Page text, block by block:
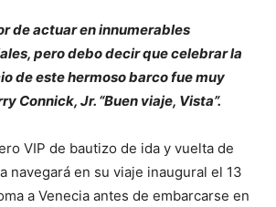
de actuar en innumerables
pero debo decir que celebrar la
de este hermoso barco fue muy
Connick, Jr. “Buen viaje, Vista”.
VIP de bautizo de ida y vuelta de
navegará en su viaje inaugural el 13
a Venecia antes de embarcarse en